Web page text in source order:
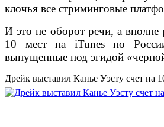
клочья все стриминговые
И это не оборот речи, а вполне
10 мест на iTunes по
выпущенные под эгидой
Дрейк выставил Канье Уэсту счет на